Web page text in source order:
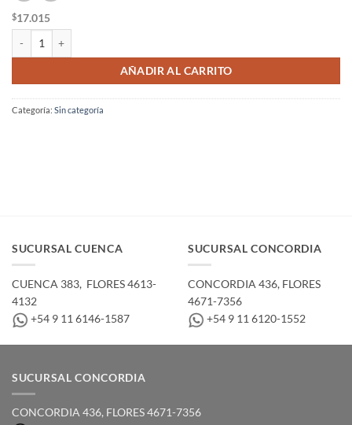
$17.015
AÑADIR AL CARRITO
Categoría: Sin categoría
SUCURSAL CUENCA
CUENCA 383, ­ FLORES 4613-
4132
+54 9 11 6146-1587
SUCURSAL CONCORDIA
CONCORDIA 436,­ FLORES
4671-7356
+54 9 11 6120-1552
SUCURSAL CONCORDIA
CONCORDIA 436,­ FLORES 4671-7356